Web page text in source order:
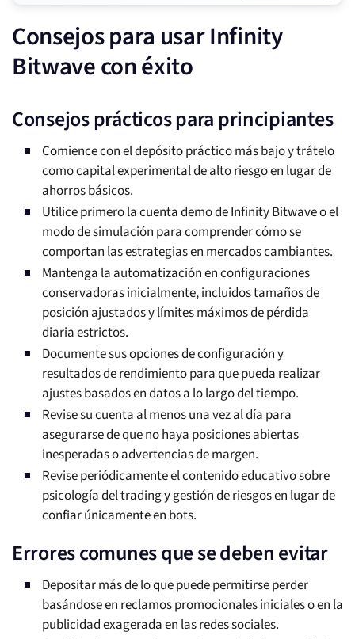
Consejos para usar Infinity
Bitwave con éxito
Consejos prácticos para principiantes
Comience con el depósito práctico más bajo y trátelo
como capital experimental de alto riesgo en lugar de
ahorros básicos.
Utilice primero la cuenta demo de Infinity Bitwave o el
modo de simulación para comprender cómo se
comportan las estrategias en mercados cambiantes.
Mantenga la automatización en configuraciones
conservadoras inicialmente, incluidos tamaños de
posición ajustados y límites máximos de pérdida
diaria estrictos.
Documente sus opciones de configuración y
resultados de rendimiento para que pueda realizar
ajustes basados en datos a lo largo del tiempo.
Revise su cuenta al menos una vez al día para
asegurarse de que no haya posiciones abiertas
inesperadas o advertencias de margen.
Revise periódicamente el contenido educativo sobre
psicología del trading y gestión de riesgos en lugar de
confiar únicamente en bots.
Errores comunes que se deben evitar
Depositar más de lo que puede permitirse perder
basándose en reclamos promocionales iniciales o en la
publicidad exagerada en las redes sociales.